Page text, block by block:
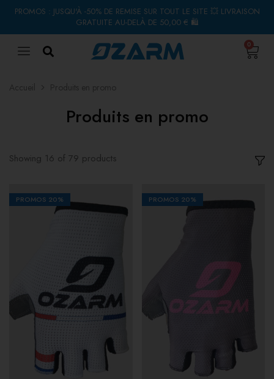
PROMOS : JUSQU'À -50% DE REMISE SUR TOUT LE SITE 💥 LIVRAISON
GRATUITE AU-DELÀ DE 50,00 € 🛍
0
Produits en promo
Showing 16 of 79 products
PROMOS 20% PROMOS 20%